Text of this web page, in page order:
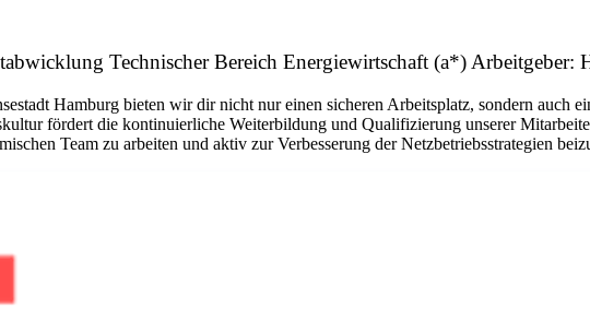
Technischer Bereich Energiewirtschaft (a*) Arbeitgeber:
Hamburg bieten wir dir nicht nur einen sicheren Arbeitsplatz, sondern auch
fördert die kontinuierliche Weiterbildung und Qualifizierung unserer
Team zu arbeiten und aktiv zur Verbesserung der Netzbetriebsstrategien